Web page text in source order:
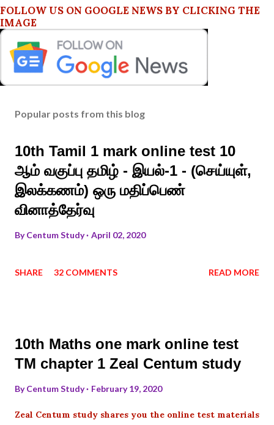
FOLLOW US ON GOOGLE NEWS BY CLICKING THE
IMAGE
Popular posts from this blog
10th Tamil 1 mark online test 10
ஆம் வகுப்பு தமிழ் - இயல்-1 - (செய்யுள்,
இலக்கணம்) ஒரு மதிப்பெண்
வினாத்தேர்வு
ByCentum Study April 02, 2020
SHARE 32 COMMENTS READ MORE
10th Maths one mark online test
TM chapter 1 Zeal Centum study
ByCentum Study February 19, 2020
Zeal Centum study shares you the online test materials